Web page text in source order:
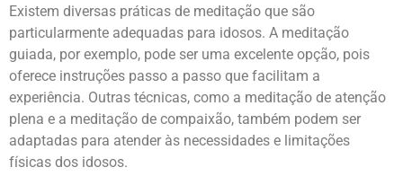
Existem diversas práticas de meditação que são
particularmente adequadas para idosos. A meditação
guiada, por exemplo, pode ser uma excelente opção, pois
oferece instruções passo a passo que facilitam a
experiência. Outras técnicas, como a meditação de atenção
plena e a meditação de compaixão, também podem ser
adaptadas para atender às necessidades e limitações
físicas dos idosos.